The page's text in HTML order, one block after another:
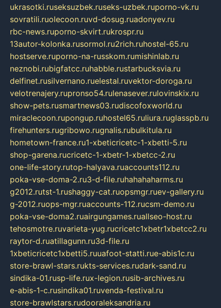
ukrasotki.ruseksuzbek.ruseks-uzbek.ruporno-vk.ru
sovratili.ruolecoon.ruvd-dosug.ruadonyev.ru
rbc-news.ruporno-skvirt.rukrospr.ru
13autor-kolonka.rusormol.ru2rich.ruhostel-65.ru
hostserve.ruporno-na-russkom.rumishinlab.ru
neznobi.rubigfatcc.ruhabble.rustarbucksvia.ru
delfinet.rusilvernano.ruelestal.ruvektor-doroga.ru
velotrenajery.rupronso54.rulenasever.rulovinskix.ru
show-pets.rusmartnews03.rudiscofoxworld.ru
miraclecoon.rupongup.ruhostel65.ruliura.ruglasspb.ru
firehunters.rugribowo.rugnalis.rubulkitula.ru
hometown-france.ru1-xbeticricetc-1-xbetti-5.ru
shop-garena.rucricetc-1-xbetr-1-xbetcc-2.ru
one-life-story.rutop-halyava.ruaccounts112.ru
poka-vse-doma-2.ru3-d-file.ruhahahaharms.ru
g2012.rutst-1.rushaggy-cat.ruopsmgr.ruev-gallery.ru
g-2012.ruops-mgr.ruaccounts-112.rucsm-demo.ru
poka-vse-doma2.ruairgungames.ruallseo-host.ru
tehosmotre.ruvarieta-yug.rucricetc1xbetr1xbetcc2.ru
raytor-d.ruatillagunn.ru3d-file.ru
1xbeticricetc1xbetti5.ruuafoot-statti.rue-abis1c.ru
store-brawl-stars.rukts-services.rudark-sand.ru
sindika-01.rusp-life.rux-legion.rusib-archives.ru
e-abis-1-c.rusindika01.ruvenda-festival.ru
store-brawlstars.rudooraleksandria.ru